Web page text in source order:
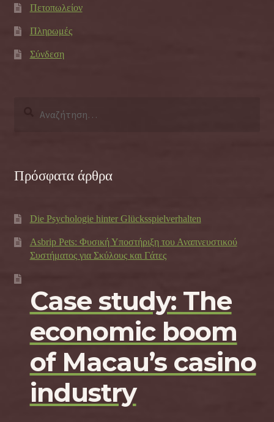
Πετοπωλείον
Πληρωμές
Σύνδεση
Πρόσφατα άρθρα
Die Psychologie hinter Glücksspielverhalten
Asbrip Pets: Φυσική Υποστήριξη του Αναπνευστικού
Συστήματος για Σκύλους και Γάτες
Case study: The
economic boom
of Macau’s casino
industry